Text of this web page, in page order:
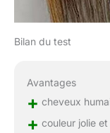
Bilan du test
Avantages
+ cheveux
+ couleur jolie